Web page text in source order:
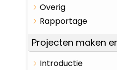
Overig
Rapportage
Projecten maken
Introductie